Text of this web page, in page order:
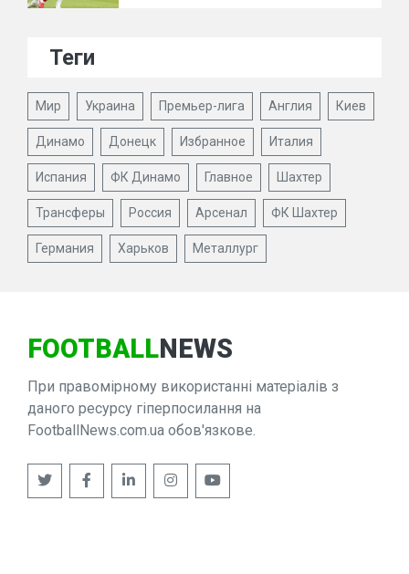
Теги
Мир Украина Премьер-лига Англия Киев
Динамо Донецк Избранное Италия
Испания ФК Динамо Главное Шахтер
Трансферы Россия Арсенал ФК Шахтер
Германия Харьков Металлург
FOOTBALLNEWS
При правомірному використанні матеріалів з
даного ресурсу гіперпосилання на
FootballNews.com.ua обов'язкове.